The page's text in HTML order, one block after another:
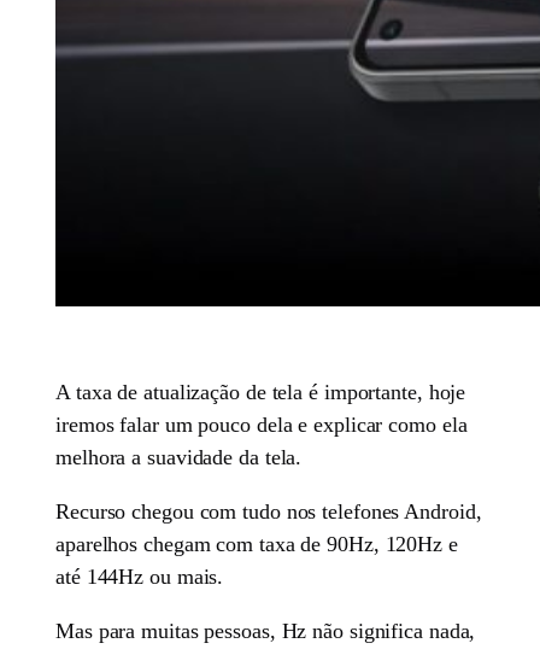
A taxa de atualização de tela é importante, hoje
iremos falar um pouco dela e explicar como ela
melhora a suavidade da tela.
Recurso chegou com tudo nos telefones Android,
aparelhos chegam com taxa de 90Hz, 120Hz e
até 144Hz ou mais.
Mas para muitas pessoas, Hz não significa nada,